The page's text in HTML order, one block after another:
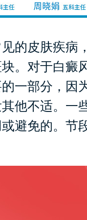
皮肤疾病
。对于白癜
一部分，因
他不适。一
避免的。节